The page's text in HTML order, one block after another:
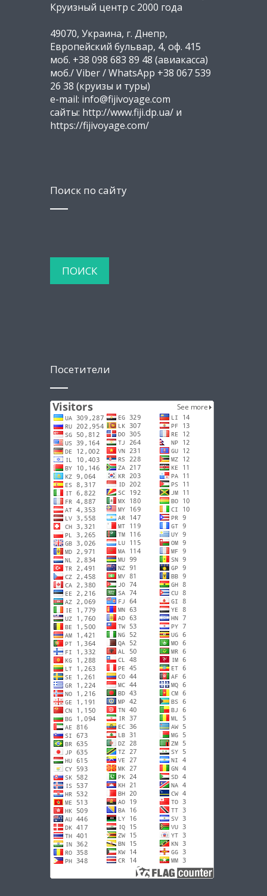
Круизный центр с 2000 года
49070, Украина, г. Днепр,
Европейский бульвар, 4, оф. 415
моб. +38 098 683 89 48 (авиакасса)
моб./ Viber / WhatsApp +38 067 539
26 38 (круизы и туры)
e-mail: info@fijivoyage.com
сайты: http://www.fiji.dp.ua/ и
https://fijivoyage.com/
Поиск по сайту
Посетители